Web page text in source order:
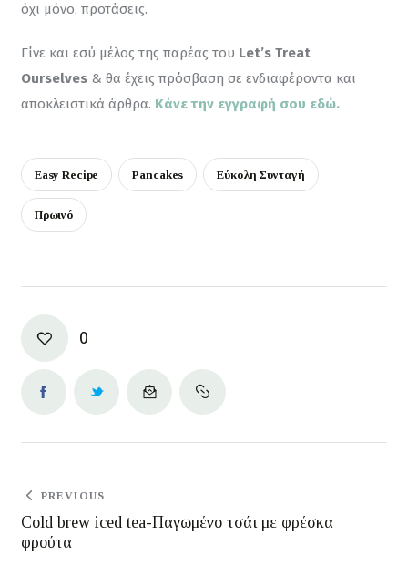
όχι μόνο, προτάσεις.
Γίνε και εσύ μέλος της παρέας του Let’s Treat
Ourselves & θα έχεις πρόσβαση σε ενδιαφέροντα και
αποκλειστικά άρθρα. Κάνε την εγγραφή σου εδώ.
Easy Recipe Pancakes Εύκολη Συνταγή
Πρωινό
0
PREVIOUS
Cold brew iced tea-Παγωμένο τσάι με φρέσκα
φρούτα